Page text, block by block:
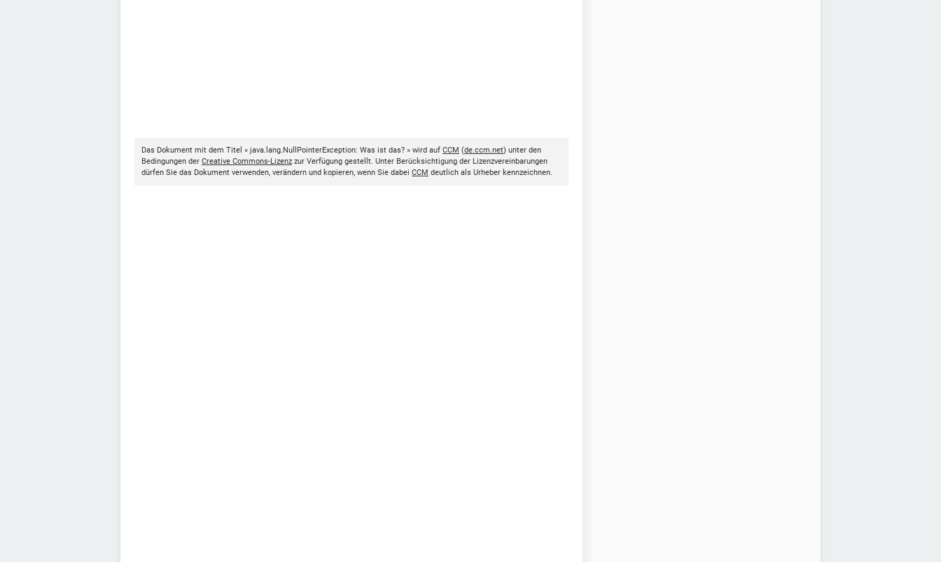
Das Dokument mit dem Titel « java.lang.NullPointerException: Was ist das? » wird auf CCM (de.ccm.net) unter den
Bedingungen der Creative Commons-Lizenz zur Verfügung gestellt. Unter Berücksichtigung der Lizenzvereinbarungen
dürfen Sie das Dokument verwenden, verändern und kopieren, wenn Sie dabei CCM deutlich als Urheber kennzeichnen.